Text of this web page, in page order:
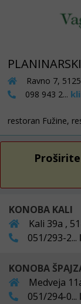
Ravno 7,
098 943 2...
restoran Fužine,
KONOBA KALI
Kali 39a ,
051/293-2...
KONOBA
Medveja
051/294-0...